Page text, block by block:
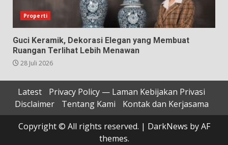
Properti
Guci Keramik, Dekorasi Elegan yang Membuat
Ruangan Terlihat Lebih Menawan
28 Juli 2026
Latest
Privacy Policy — Laman Kebijakan Privasi
Disclaimer
Tentang Kami
Kontak dan Kerjasama
Copyright © All rights reserved. | DarkNews by AF
themes.